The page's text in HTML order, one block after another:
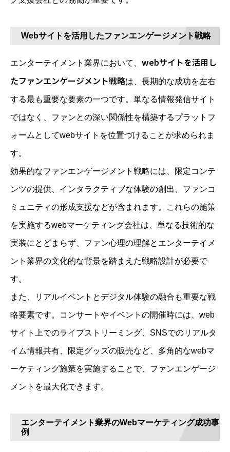
Webサイトを活用したファンエンゲージメント戦略
エンターテイメント業界において、 webサイトを活用し
たファンエンゲージメント戦略は、長期的な成功を左右
する最も重要な要素の一つです。単なる情報発信サイト
ではなく、ファンとの深い関係性を構築するプラットフ
ォームとしてwebサイトを位置づけることが求められま
す。
効果的なファンエンゲージメント戦略には、限定コンテ
ンツの提供、インタラクティブな体験の創出、ファンコ
ミュニティの形成支援などが含まれます。これらの施策
を実施するwebマーケティング会社は、単なる技術的な
実装にとどまらず、ファン心理の理解とエンターテイメ
ント業界の文化的な背景を踏まえた戦略設計が必要で
す。
また、リアルイベントとデジタル体験の融合も重要な戦
略要素です。コンサートやイベントの開催時には、web
サイト上でのライブストリーミング、SNSでのリアルタ
イム情報共有、限定グッズの販売など、多角的なwebマ
ーケティング施策を実施することで、ファンエンゲージ
メントを最大化できます。
エンターテイメント業界のWebマーケティング成功事
例